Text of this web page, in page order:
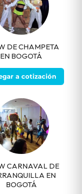
DE CHAMPETA
EN BOGOTÁ
a cotización
CARNAVAL DE
EN
BOGOTÁ